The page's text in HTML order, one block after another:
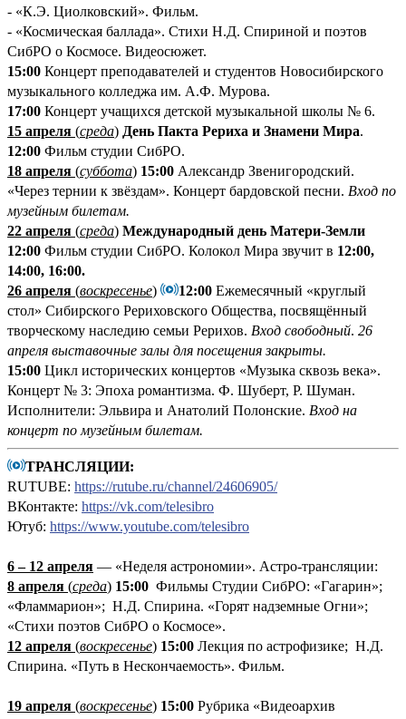
- «К.Э. Циолковский». Фильм.
- «Космическая баллада». Стихи Н.Д. Спириной и поэтов
СибРО о Космосе. Видеосюжет.
15:00 Концерт преподавателей и студентов Новосибирского
музыкального колледжа им. А.Ф. Мурова.
17:00 Концерт учащихся детской музыкальной школы № 6.
15 апреля (среда) День Пакта Рериха и Знамени Мира.
12:00 Фильм студии СибРО.
18 апреля (суббота) 15:00 Александр Звенигородский.
«Через тернии к звёздам». Концерт бардовской песни. Вход по
музейным билетам.
22 апреля (среда) Международный день Матери-Земли
12:00 Фильм студии СибРО. Колокол Мира звучит в 12:00,
14:00, 16:00.
26 апреля (воскресенье) 12:00 Ежемесячный «круглый
стол» Сибирского Рериховского Общества, посвящённый
творческому наследию семьи Рерихов. Вход свободный. 26
апреля выставочные залы для посещения закрыты.
15:00 Цикл исторических концертов «Музыка сквозь века».
Концерт № 3: Эпоха романтизма. Ф. Шуберт, Р. Шуман.
Исполнители: Эльвира и Анатолий Полонские. Вход на
концерт по музейным билетам.
ТРАНСЛЯЦИИ:
RUTUBE: https://rutube.ru/channel/24606905/
ВКонтакте: https://vk.com/telesibro
Ютуб: https://www.youtube.com/telesibro
6 – 12 апреля — «Неделя астрономии». Астро-трансляции:
8 апреля (среда) 15:00 Фильмы Студии СибРО: «Гагарин»;
«Фламмарион»; Н.Д. Спирина. «Горят надземные Огни»;
«Стихи поэтов СибРО о Космосе».
12 апреля (воскресенье) 15:00 Лекция по астрофизике; Н.Д.
Спирина. «Путь в Нескончаемость». Фильм.
19 апреля (воскресенье) 15:00 Рубрика «Видеоархив